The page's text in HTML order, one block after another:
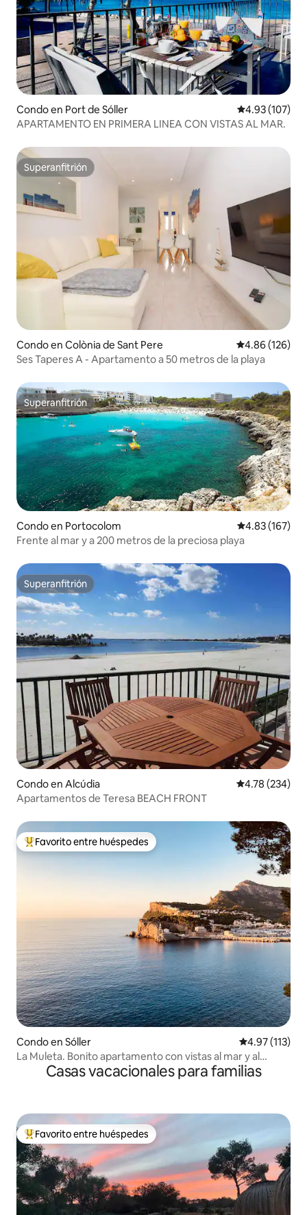
Condo en Port de Sóller Calificación
4.93 (107)
APARTAMENTO EN PRIMERA LINEA CON VISTAS AL MAR.
Superanfitrión
Superanfitrión
Condo en Colònia de Sant Pere Calificación
4.86 (126)
Ses Taperes A - Apartamento a 50 metros de la playa
Superanfitrión
Superanfitrión
Condo en Portocolom Calificación
4.83 (167)
Frente al mar y a 200 metros de la preciosa playa
Superanfitrión
Superanfitrión
Condo en Alcúdia Calificación
4.78 (234)
Apartamentos de Teresa BEACH FRONT
Favorito entre huéspedes preferido
Favorito entre huéspedes
Condo en Sóller Calificación
4.97 (113)
La Muleta. Bonito apartamento con vistas al mar y al
puertoCasas vacacionales para familias
Favorito entre huéspedes preferido
Favorito entre huéspedes